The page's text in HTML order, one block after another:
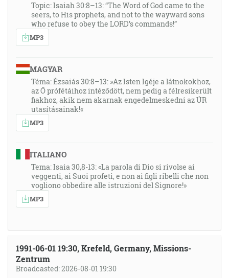
Topic: Isaiah 30:8–13: “The Word of God came to the
seers, to His prophets, and not to the wayward sons
who refuse to obey the LORD’s commands!”
MP3
MAGYAR
Téma: Ézsaiás 30:8–13: »Az Isten Igéje a látnokokhoz,
az Ő prófétáihoz intéződött, nem pedig a félresikerült
fiakhoz, akik nem akarnak engedelmeskedni az ÚR
utasításainak!«
MP3
ITALIANO
Tema: Isaia 30,8-13: «La parola di Dio si rivolse ai
veggenti, ai Suoi profeti, e non ai figli ribelli che non
vogliono obbedire alle istruzioni del Signore!»
MP3
1991-06-01 19:30, Krefeld, Germany, Missions-
Zentrum
Broadcasted: 2026-08-01 19:30